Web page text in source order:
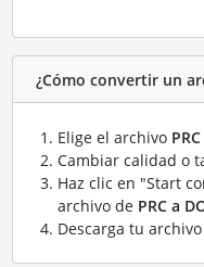
¿Cómo convertir un
Elige el archivo PRC
Cambiar calidad o
Haz clic en "Start
archivo de PRC a
Descarga tu archivo